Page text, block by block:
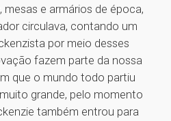
e armários de época,
circulava, contando um
por meio desses
fazem parte da nossa
que o mundo todo partiu
grande, pelo momento
também entrou para